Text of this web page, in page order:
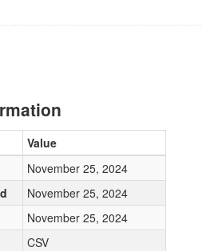
Value
November 25, 2024
November 25, 2024
November 25, 2024
CSV